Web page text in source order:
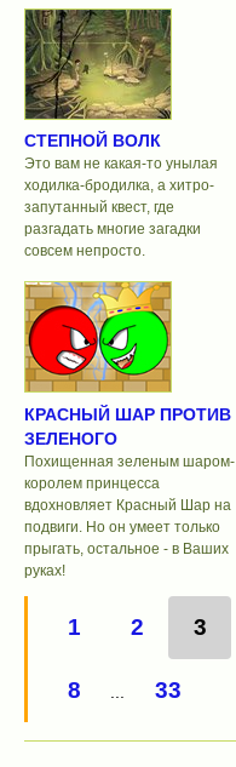
СТЕПНОЙ ВОЛК
Это вам не какая-то унылая
ходилка-бродилка, а хитро-
запутанный квест, где
разгадать многие загадки
совсем непросто.
КРАСНЫЙ ШАР ПРОТИВ
ЗЕЛЕНОГО
Похищенная зеленым шаром-
королем принцесса
вдохновляет Красный Шар на
подвиги. Но он умеет только
прыгать, остальное - в Ваших
руках!
1 2 3
8 33